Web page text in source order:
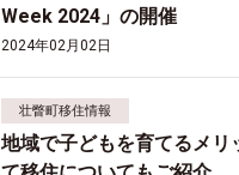
Week 2024」の開催
2024年02月02日
壮瞥町移住情報
地域で子どもを育てるメリ